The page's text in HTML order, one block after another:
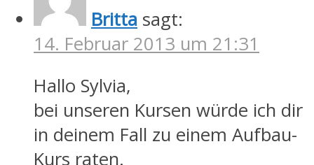
Britta sagt:
14. Februar 2013 um 21:31
Hallo Sylvia,
bei unseren Kursen würde ich dir
in deinem Fall zu einem Aufbau-
Kurs raten.